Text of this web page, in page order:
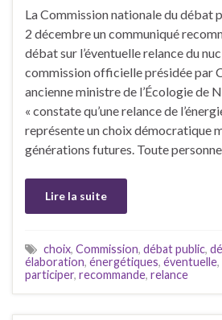
La Commission nationale du débat
2 décembre un communiqué
débat sur l’éventuelle relance du
commission officielle présidée par
ancienne ministre de l’Écologie de
« constate qu’une relance de
représente un choix démocratique
générations futures. Toute
Lire la suite
choix, Commission, débat public,
élaboration, énergétiques, éventuelle,
participer, recommande, relance